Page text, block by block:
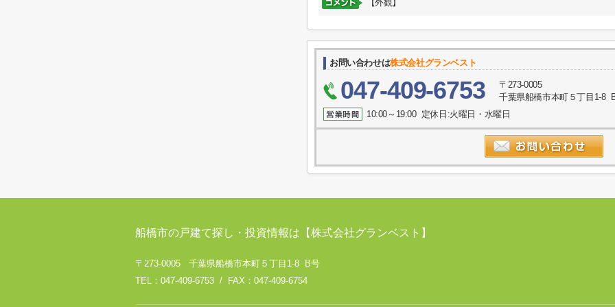
【外観】
お問い合わせは株式会社グランベスト
047-409-6753
〒273-0005
千葉県船橋市本町５丁目1-8
10:00～19:00 定休日:火曜日・水曜日
船橋市の戸建て探し・投資情報は【株式会社グランベスト】
〒273-0005 千葉県船橋市本町５丁目1-8 B号
TEL：047-409-6753 / FAX：047-409-6754